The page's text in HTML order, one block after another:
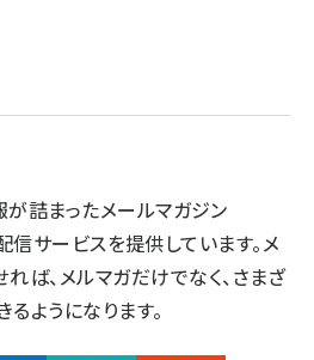
詰まったメールマガジン
サービスを提供しています。メ
ば、メルマガだけでなく、さまざ
ようになります。